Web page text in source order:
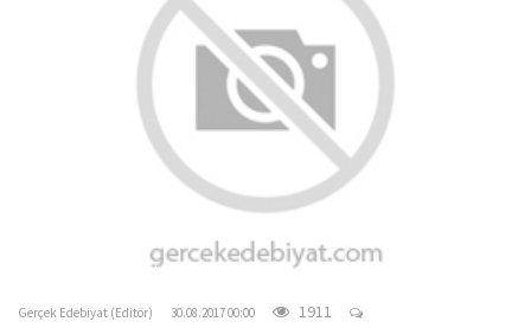
gercekedebiyat.com
Gerçek Edebiyat (Editör) 30.08.2017 00:00 1911